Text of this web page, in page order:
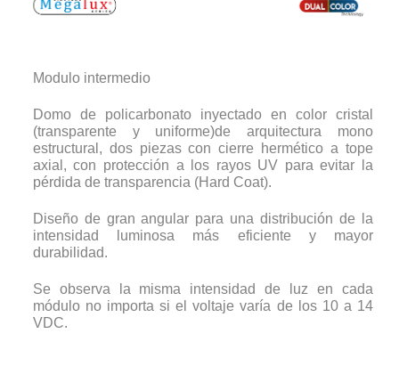
Modulo intermedio
Domo de policarbonato inyectado en color cristal
(transparente y uniforme)de arquitectura mono
estructural, dos piezas con cierre hermético a tope
axial, con protección a los rayos UV para evitar la
pérdida de transparencia (Hard Coat).
Diseño de gran angular para una distribución de la
intensidad luminosa más eficiente y mayor
durabilidad.
Se observa la misma intensidad de luz en cada
módulo no importa si el voltaje varía de los 10 a 14
VDC.